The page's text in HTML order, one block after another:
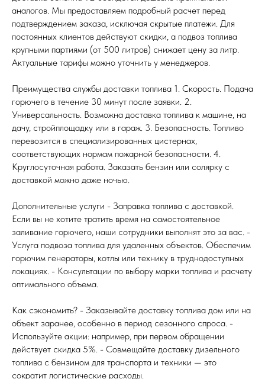
аналогов. Мы предоставляем подробный расчет перед
подтверждением заказа, исключая скрытые платежи. Для
постоянных клиентов действуют скидки, а подвоз топлива
крупными партиями (от 500 литров) снижает цену за литр.
Актуальные тарифы можно уточнить у менеджеров.
Преимущества службы доставки топлива 1. Скорость. Подача
горючего в течение 30 минут после заявки. 2.
Универсальность. Возможна доставка топлива к машине, на
дачу, стройплощадку или в гараж. 3. Безопасность. Топливо
перевозится в специализированных цистернах,
соответствующих нормам пожарной безопасности. 4.
Круглосуточная работа. Заказать бензин или солярку с
доставкой можно даже ночью.
Дополнительные услуги - Заправка топлива с доставкой.
Если вы не хотите тратить время на самостоятельное
заливание горючего, наши сотрудники выполнят это за вас. -
Услуга подвоза топлива для удаленных объектов. Обеспечим
горючим генераторы, котлы или технику в труднодоступных
локациях. - Консультации по выбору марки топлива и расчету
оптимального объема.
Как сэкономить? - Заказывайте доставку топлива дом или на
объект заранее, особенно в период сезонного спроса. -
Используйте акции: например, при первом обращении
действует скидка 5%. - Совмещайте доставку дизельного
топлива с бензином для транспорта и техники — это
сократит логистические расходы.